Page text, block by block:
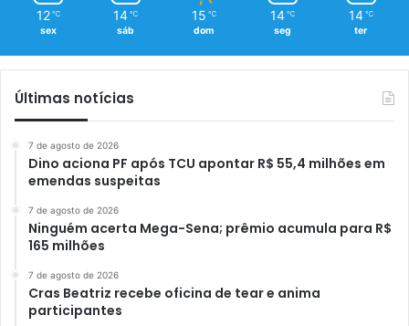
12 ℃
sex
14 ℃
sáb
15 ℃
dom
14 ℃
seg
14 ℃
ter
Últimas notícias
7 de agosto de 2026
Dino aciona PF após TCU apontar R$ 55,4 milhões em
emendas suspeitas
7 de agosto de 2026
Ninguém acerta Mega-Sena; prêmio acumula para R$
165 milhões
7 de agosto de 2026
Cras Beatriz recebe oficina de tear e anima
participantes